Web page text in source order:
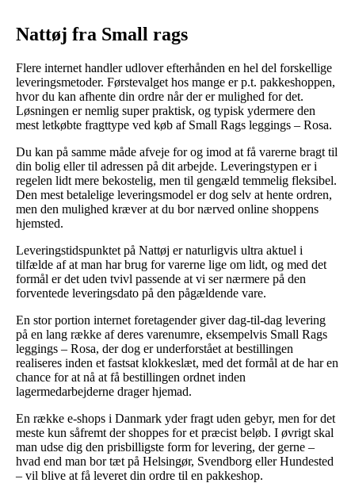
Nattøj fra Small rags
Flere internet handler udlover efterhånden en hel del forskellige
leveringsmetoder. Førstevalget hos mange er p.t. pakkeshoppen,
hvor du kan afhente din ordre når der er mulighed for det.
Løsningen er nemlig super praktisk, og typisk ydermere den
mest letkøbte fragttype ved køb af Small Rags leggings – Rosa.
Du kan på samme måde afveje for og imod at få varerne bragt til
din bolig eller til adressen på dit arbejde. Leveringstypen er i
regelen lidt mere bekostelig, men til gengæld temmelig fleksibel.
Den mest betalelige leveringsmodel er dog selv at hente ordren,
men den mulighed kræver at du bor nærved online shoppens
hjemsted.
Leveringstidspunktet på Nattøj er naturligvis ultra aktuel i
tilfælde af at man har brug for varerne lige om lidt, og med det
formål er det uden tvivl passende at vi ser nærmere på den
forventede leveringsdato på den pågældende vare.
En stor portion internet foretagender giver dag-til-dag levering
på en lang række af deres varenumre, eksempelvis Small Rags
leggings – Rosa, der dog er underforstået at bestillingen
realiseres inden et fastsat klokkeslæt, med det formål at de har en
chance for at nå at få bestillingen ordnet inden
lagermedarbejderne drager hjemad.
En række e-shops i Danmark yder fragt uden gebyr, men for det
meste kun såfremt der shoppes for et præcist beløb. I øvrigt skal
man udse dig den prisbilligste form for levering, der gerne –
hvad end man bor tæt på Helsingør, Svendborg eller Hundested
– vil blive at få leveret din ordre til en pakkeshop.